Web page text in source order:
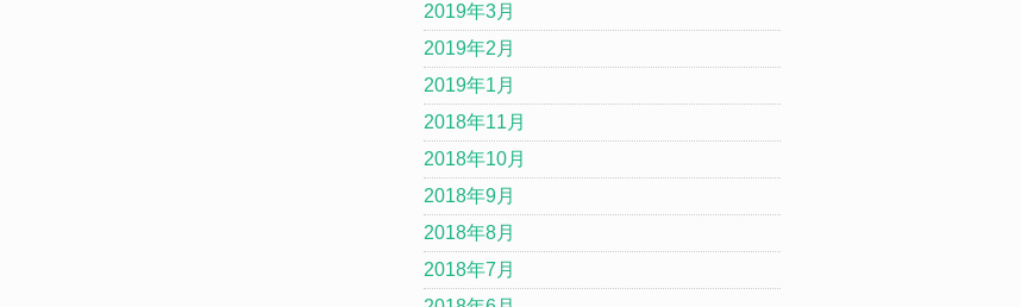
2019年3月
2019年2月
2019年1月
2018年11月
2018年10月
2018年9月
2018年8月
2018年7月